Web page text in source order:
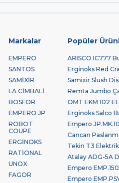
Markalar
EMPERO
SANTOS
SAMİXİR
LA CİMBALİ
BOSFOR
EMPERO JP
ROBOT
COUPE
ERGİNOKS
RATİONAL
UNOX
FAGOR
Popüler
ARISCO IC777
Erginoks Red
Samixir Slush
Remta Jumbo
OMT EKM 102
Erginoks Salco
Empero
Cancan
Tekin T3
Atalay ADG-5A
Empero
Empero